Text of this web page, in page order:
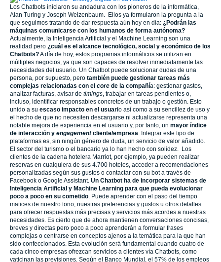
Los Chatbots iniciaron su andadura con los pioneros de la informática,
Alan Turing y Joseph Weizenbaum. Ellos ya formularon la pregunta a la
que seguimos tratando de dar respuesta aún hoy en día: ¿Podrán las
máquinas comunicarse con los humanos de forma autónoma?
Actualmente, la Inteligencia Artificial y el Machine Learning son una
realidad pero ¿cuál es el alcance tecnológico, social y económico de los
Chatbots?A día de hoy, estos programas informáticos se utilizan en
múltiples negocios, ya que son capaces de resolver inmediatamente las
necesidades del usuario. Un Chatbot puede solucionar dudas de una
persona, por supuesto, pero también puede gestionar tareas más
complejas relacionadas con el core de la compañía: gestionar gastos,
analizar facturas, avisar de timings, trabajar en tareas pendientes o,
incluso, identificar responsables concretos de un trabajo o gestión. Esto
unido a su escaso impacto en el usuario así como a su sencillez de uso y
el hecho de que no necesiten descargarse ni actualizarse representa una
notable mejora de experiencia en el usuario y, por tanto, un mayor índice
de interacción y engagementcliente/empresa. Integrar este tipo de
plataformas es, sin ningún género de duda, un servicio de valor añadido.
El sector del turismo o el bancario ya lo han hecho con solidez. Los
clientes de la cadena hotelera Marriot, por ejemplo, ya pueden realizar
reservas en cualquiera de sus 4.700 hoteles, acceder a recomendaciones
personalizadas según sus gustos o contactar con su bot a través de
Facebook o Google Assistant. Un Chatbot ha de incorporar sistemas de
Inteligencia Artificial y Machine Learning para que pueda evolucionar
poco a poco en su cometido. Puede aprender con el paso del tiempo
matices de nuestro tono, nuestras preferencias y gustos u otros detalles
para ofrecer respuestas más precisas y servicios más acordes a nuestras
necesidades. Es cierto que de ahora mantienen conversaciones concisas,
breves y directas pero poco a poco aprenderán a formular frases
complejas o centrarse en conceptos ajenos a la temática para la que han
sido confeccionados. Esta evolución será fundamental cuando cuatro de
cada cinco empresas ofrezcan servicios a clientes vía Chatbots, como
vaticinan las previsiones. Según el Banco Mundial, el 57% de los empleos